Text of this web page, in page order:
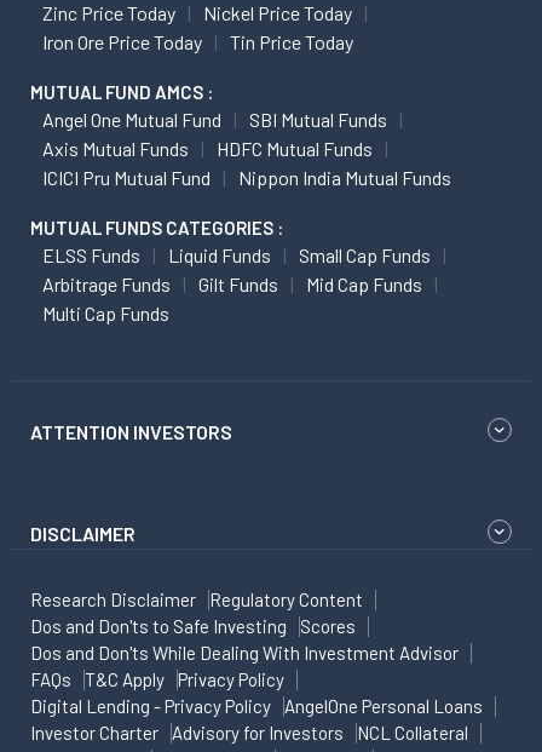
Zinc Price Today
Nickel Price Today
Iron Ore Price Today
Tin Price Today
MUTUAL FUND AMCS :
Angel One Mutual Fund
SBI Mutual Funds
Axis Mutual Funds
HDFC Mutual Funds
ICICI Pru Mutual Fund
Nippon India Mutual Funds
MUTUAL FUNDS CATEGORIES :
ELSS Funds Liquid Funds
Small Cap Funds
Arbitrage Funds
Gilt Funds
Mid Cap Funds
Multi Cap Funds
ATTENTION INVESTORS
DISCLAIMER
Research Disclaimer
Regulatory Content
Dos and Don'ts to Safe Investing
Scores
Dos and Don'ts While Dealing With Investment Advisor
FAQs
T&C Apply
Privacy Policy
Digital Lending - Privacy Policy
AngelOne Personal Loans
Investor Charter
Advisory for Investors
NCL Collateral